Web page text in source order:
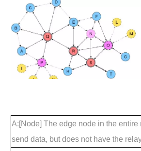
A:[Node] The edge node in the
send data, but does not have the